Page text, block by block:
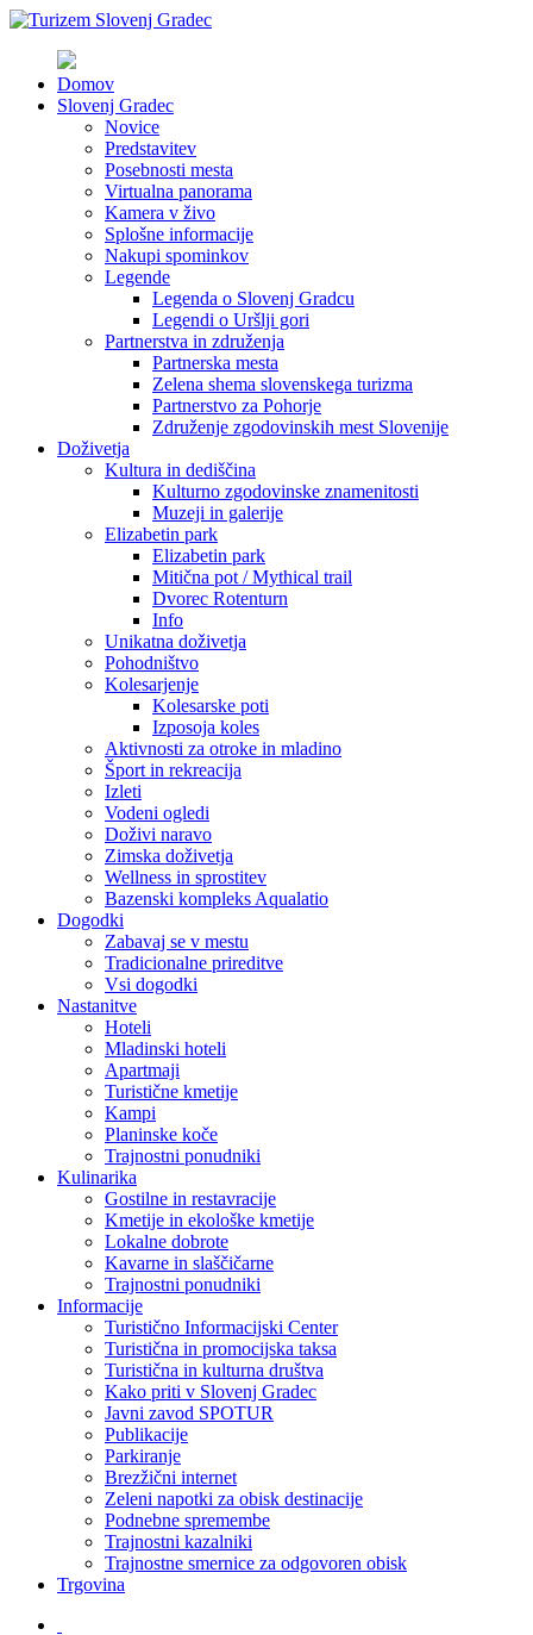
Domov
Slovenj Gradec
Novice
Predstavitev
Posebnosti mesta
Virtualna panorama
Kamera v živo
Splošne informacije
Nakupi spominkov
Legende
Legenda o Slovenj Gradcu
Legendi o Uršlji gori
Partnerstva in združenja
Partnerska mesta
Zelena shema slovenskega turizma
Partnerstvo za Pohorje
Združenje zgodovinskih mest Slovenije
Doživetja
Kultura in dediščina
Kulturno zgodovinske znamenitosti
Muzeji in galerije
Elizabetin park
Elizabetin park
Mitična pot / Mythical trail
Dvorec Rotenturn
Info
Unikatna doživetja
Pohodništvo
Kolesarjenje
Kolesarske poti
Izposoja koles
Aktivnosti za otroke in mladino
Šport in rekreacija
Izleti
Vodeni ogledi
Doživi naravo
Zimska doživetja
Wellness in sprostitev
Bazenski kompleks Aqualatio
Dogodki
Zabavaj se v mestu
Tradicionalne prireditve
Vsi dogodki
Nastanitve
Hoteli
Mladinski hoteli
Apartmaji
Turistične kmetije
Kampi
Planinske koče
Trajnostni ponudniki
Kulinarika
Gostilne in restavracije
Kmetije in ekološke kmetije
Lokalne dobrote
Kavarne in slaščičarne
Trajnostni ponudniki
Informacije
Turistično Informacijski Center
Turistična in promocijska taksa
Turistična in kulturna društva
Kako priti v Slovenj Gradec
Javni zavod SPOTUR
Publikacije
Parkiranje
Brezžični internet
Zeleni napotki za obisk destinacije
Podnebne spremembe
Trajnostni kazalniki
Trajnostne smernice za odgovoren obisk
Trgovina